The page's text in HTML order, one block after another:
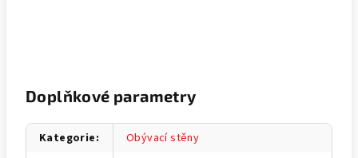
Doplňkové parametry
Kategorie: Obývací stěny